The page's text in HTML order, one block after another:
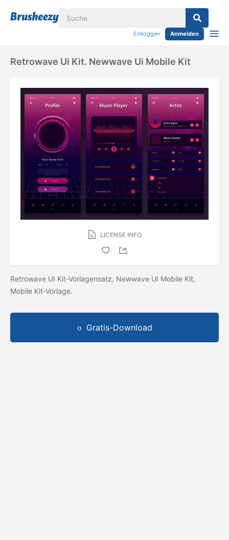
Einloggen Anmelden
Retrowave Ui Kit. Newwave Ui Mobile Kit
LICENSE INFO
Retrowave UI Kit-Vorlagensatz, Newwave UI Mobile Kit,
Mobile Kit-Vorlage.
Gratis-Download